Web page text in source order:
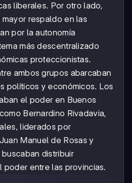
liberales. Por otro lado,
respaldo en las
por la autonomía
más descentralizado
proteccionistas.
ambos grupos abarcaban
políticos y económicos. Los
el poder en Buenos
Bernardino Rivadavia,
liderados por
Manuel de Rosas y
distribuir
poder entre las provincias.